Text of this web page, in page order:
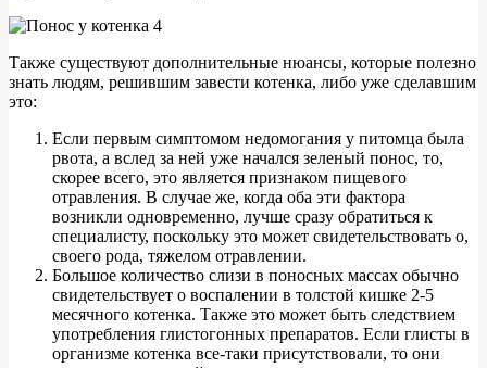
Также существуют дополнительные нюансы, которые полезно
знать людям, решившим завести котенка, либо уже сделавшим
это:
Если первым симптомом недомогания у питомца была
рвота, а вслед за ней уже начался зеленый понос, то,
скорее всего, это является признаком пищевого
отравления. В случае же, когда оба эти фактора
возникли одновременно, лучше сразу обратиться к
специалисту, поскольку это может свидетельствовать о,
своего рода, тяжелом отравлении.
Большое количество слизи в поносных массах обычно
свидетельствует о воспалении в толстой кишке 2-5
месячного котенка. Также это может быть следствием
употребления глистогонных препаратов. Если глисты в
организме котенка все-таки присутствовали, то они